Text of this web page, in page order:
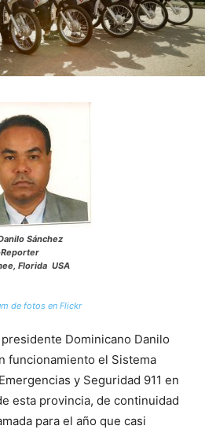
Sánchez
Florida USA
de fotos en Flickr
presidente Dominicano Danilo
funcionamiento el Sistema
y Seguridad 911 en
esta provincia, de continuidad
para el año que casi